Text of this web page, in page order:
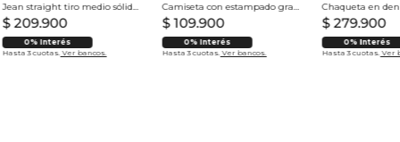
Jean straight tiro medio sólido para hombre
$ 209.900
0% Interés
Hasta 3 cuotas. Ver bancos.
Camiseta con estampado grande en espalda para hombre
$ 109.900
0% Interés
Hasta 3 cuotas. Ver bancos.
$ 279.900
0% Interés
Hasta 3 cuotas. Ver